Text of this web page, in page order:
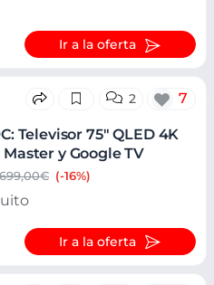
Ir a la oferta
2 7
Televisor 75" QLED 4K
y Google TV
699,00€ (-16%)
Ir a la oferta